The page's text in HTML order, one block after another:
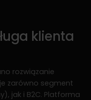
klienta
rozwiązanie
zarówno segment
jak i B2C. Platforma